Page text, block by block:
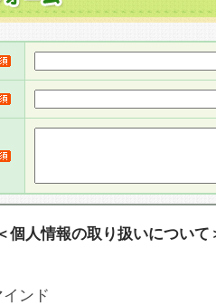
個人情報の取り扱いについて
ンド